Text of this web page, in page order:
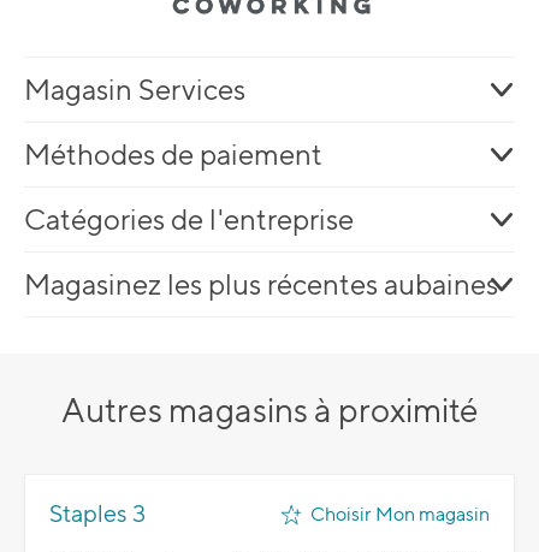
Magasin Services
Méthodes de paiement
Catégories de l'entreprise
Magasinez les plus récentes aubaines
Autres magasins à proximité
Staples 3 Choisir Mon magasin